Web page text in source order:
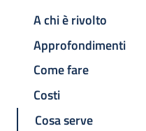
A chi è rivolto
Approfondimenti
Come fare
Costi
Cosa serve